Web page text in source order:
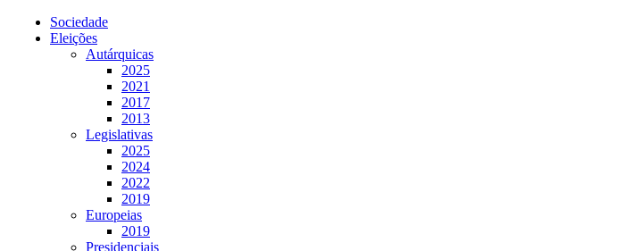
Sociedade
Eleições
Autárquicas
2025
2021
2017
2013
Legislativas
2025
2024
2022
2019
Europeias
2019
Presidenciais